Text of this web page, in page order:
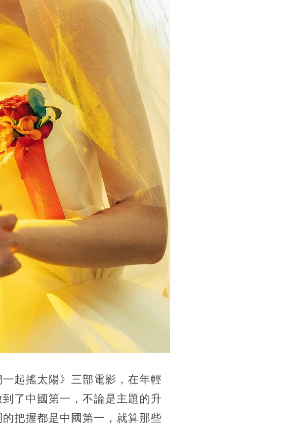
起搖太陽》三部電影，在年輕
了中國第一，不論是主題的升
把握都是中國第一，就算那些